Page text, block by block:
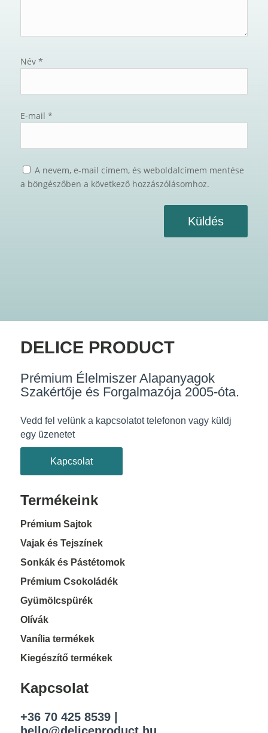
Név *
E-mail *
A nevem, e-mail címem, és weboldalcímem mentése
a böngészőben a következő hozzászólásomhoz.
Küldés
DELICE PRODUCT
Prémium Élelmiszer Alapanyagok
Szakértője és Forgalmazója 2005-óta.
Vedd fel velünk a kapcsolatot telefonon vagy küldj
egy üzenetet
Kapcsolat
Termékeink
Prémium Sajtok
Vajak és Tejszínek
Sonkák és Pástétomok
Prémium Csokoládék
Gyümölcspürék
Olívák
Vanília termékek
Kiegészítő termékek
Kapcsolat
+36 70 425 8539|